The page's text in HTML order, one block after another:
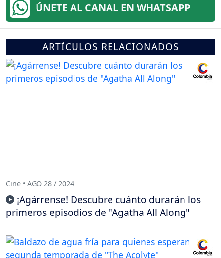
ÚNETE AL CANAL EN WHATSAPP
ARTÍCULOS RELACIONADOS
Cine • AGO 28 / 2024
¡Agárrense! Descubre cuánto durarán los
primeros episodios de "Agatha All Along"